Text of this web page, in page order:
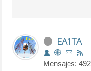
EA1TA
Mensajes: 492